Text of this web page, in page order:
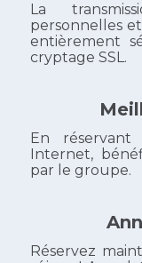
La
personnelles
entièrement
cryptage SSL.
En
Internet,
par le groupe.
Réservez